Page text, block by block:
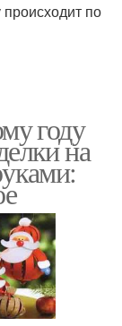
по
году
на